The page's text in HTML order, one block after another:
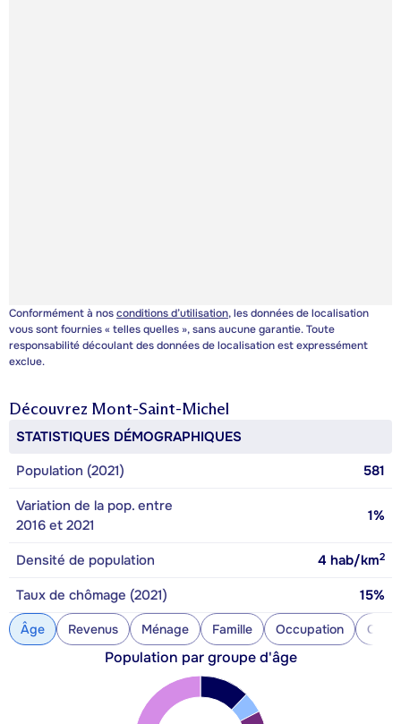
Conformément à nosconditions d’utilisation, les données de localisation
vous sont fournies « telles quelles », sans aucune garantie. Toute
responsabilité découlant des données de localisation est expressément
exclue.
Découvrez Mont-Saint-Michel
STATISTIQUES DÉMOGRAPHIQUES
Population (2021)
581
Variation de la pop. entre
2016 et 2021
1%
Densité de population 4 hab/km2
Taux de chômage (2021) 15%
Âge Revenus Ménage Famille Occupation
Population par groupe d'âge